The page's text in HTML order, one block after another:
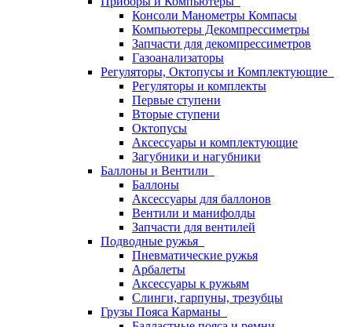
Консоли Манометры Компасы
Компьютеры Декомпрессиметры
Запчасти для декомпрессиметров
Газоанализаторы
Регуляторы, Октопусы и Комплектующие
Регуляторы и комплекты
Первые ступени
Вторые ступени
Октопусы
Аксессуары и комплектующие
Загубники и нагубники
Баллоны и Вентили
Баллоны
Аксессуары для баллонов
Вентили и манифолды
Запчасти для вентилей
Подводные ружья
Пневматические ружья
Арбалеты
Аксессуары к ружьям
Слинги, гарпуны, трезубцы
Грузы Пояса Карманы